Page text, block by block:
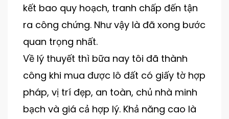
kết bao quy hoạch, tranh chấp đến tận
ra công chứng. Như vậy là đã xong bước
quan trọng nhất.
Về lý thuyết thì bữa nay tôi đã thành
công khi mua được lô đất có giấy tờ hợp
pháp, vị trí đẹp, an toàn, chủ nhà minh
bạch và giá cả hợp lý. Khả năng cao là